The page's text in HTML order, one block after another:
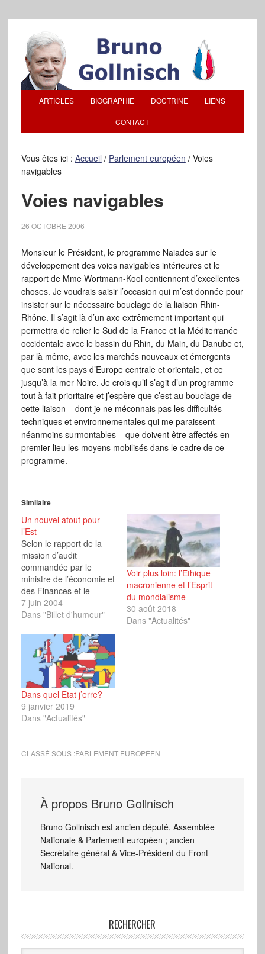
ARTICLES BIOGRAPHIE DOCTRINE LIENS
CONTACT
Vous êtes ici : Accueil / Parlement européen /Voies
navigables
Voies navigables
26 OCTOBRE 2006
Monsieur le Président, le programme Naiades sur le
développement des voies navigables intérieures et le
rapport de Mme Wortmann-Kool contiennent d’excellentes
choses. Je voudrais saisir l’occasion qui m’est donnée pour
insister sur le nécessaire bouclage de la liaison Rhin-
Rhône. Il s’agit là d’un axe extrêmement important qui
permettra de relier le Sud de la France et la Méditerranée
occidentale avec le bassin du Rhin, du Main, du Danube et,
par là même, avec les marchés nouveaux et émergents
que sont les pays d’Europe centrale et orientale, et ce
jusqu’à la mer Noire. Je crois qu’il s’agit d’un programme
tout à fait prioritaire et j’espère que c’est au bouclage de
cette liaison – dont je ne méconnais pas les difficultés
techniques et environnementales qui me paraissent
néanmoins surmontables – que doivent être affectés en
premier lieu les moyens mobilisés dans le cadre de ce
programme.
Similaire
Un nouvel atout pour
l’Est
Selon le rapport de la
mission d’audit
commandée par le
ministre de l’économie et
des Finances et le
ministre de l’équipement
et des Transports entre
transport des personnes
et des marchandises
devrait augmenter au
minimum de moitié et
assez
“vraisemblablement des
deux tiers”. L’axe Rhin-
Rhône est…
7 juin 2004
Dans "Billet d'humeur"
Voir plus loin: l’Ethique
macronienne et l’Esprit
du mondialisme
30 août 2018
Dans "Actualités"
Dans quel Etat j’erre?
9 janvier 2019
Dans "Actualités"
CLASSÉ SOUS :PARLEMENT EUROPÉEN
À propos Bruno Gollnisch
Bruno Gollnisch est ancien député, Assemblée
Nationale & Parlement européen ; ancien
Secrétaire général & Vice-Président du Front
National.
RECHERCHER